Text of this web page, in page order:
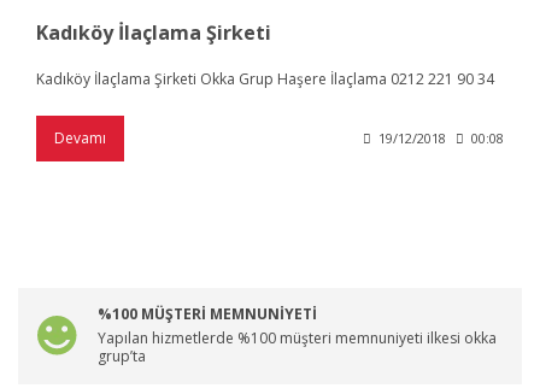
Kadıköy İlaçlama Şirketi
Kadıköy İlaçlama Şirketi Okka Grup Haşere İlaçlama 0212 221 90 34
Devamı 19/12/2018 00:08
%100 MÜŞTERİ MEMNUNİYETİ
Yapılan hizmetlerde %100 müşteri memnuniyeti ilkesi okka
grup’ta